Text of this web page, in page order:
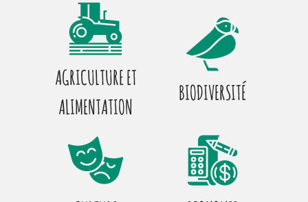
AGRICULTURE ET
ALIMENTATION
BIODIVERSITÉ